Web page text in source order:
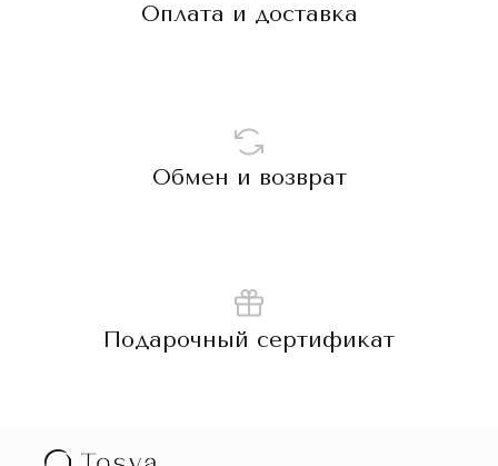
Оплата и доставка
Обмен и возврат
Подарочный сертификат